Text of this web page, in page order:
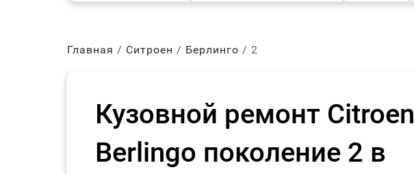
Главная Ситроен Берлинго 2
Кузовной ремонт Citroen
Berlingo поколение 2 в